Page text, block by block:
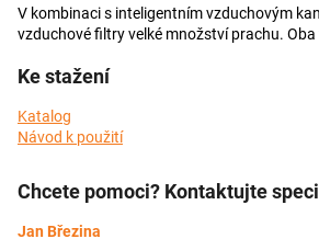
V kombinaci s inteligentním vzduchovým
vzduchové filtry velké množství prachu.
Ke stažení
Katalog
Návod k použití
Chcete pomoci? Kontaktujte
Jan Březina